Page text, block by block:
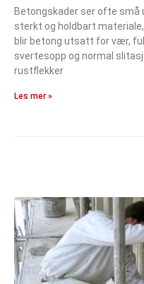
Betongskader ser ofte små
sterkt og holdbart
blir betong utsatt for vær,
svertesopp og normal
rustflekker
Les mer »